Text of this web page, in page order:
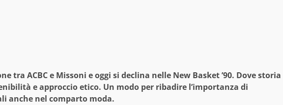
tra ACBC e Missoni e oggi si declina nelle New Basket ’90. Dove storia
e approccio etico. Un modo per ribadire l’importanza di
anche nel comparto moda.